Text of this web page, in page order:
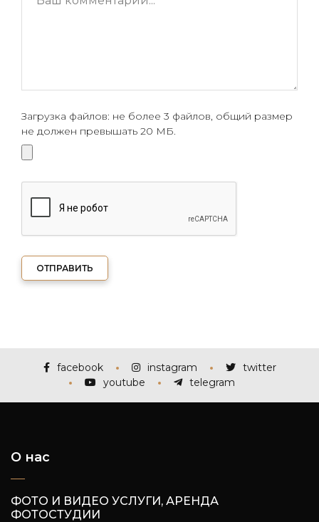
Загрузка файлов: не более 3 файлов, общий размер
не должен превышать 20 МБ.
ОТПРАВИТЬ
facebook instagram
twitter
youtube
telegram
О нас
ФОТО И ВИДЕО УСЛУГИ, АРЕНДА
ФОТОСТУДИИ